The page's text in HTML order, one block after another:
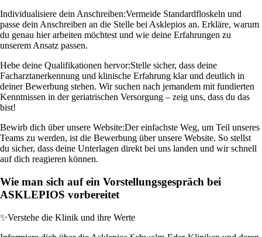
Individualisiere dein Anschreiben:Vermeide Standardfloskeln und
passe dein Anschreiben an die Stelle bei Asklepios an. Erkläre, warum
du genau hier arbeiten möchtest und wie deine Erfahrungen zu
unserem Ansatz passen.
Hebe deine Qualifikationen hervor:Stelle sicher, dass deine
Facharztanerkennung und klinische Erfahrung klar und deutlich in
deiner Bewerbung stehen. Wir suchen nach jemandem mit fundierten
Kenntnissen in der geriatrischen Versorgung – zeig uns, dass du das
bist!
Bewirb dich über unsere Website:Der einfachste Weg, um Teil unseres
Teams zu werden, ist die Bewerbung über unsere Website. So stellst
du sicher, dass deine Unterlagen direkt bei uns landen und wir schnell
auf dich reagieren können.
Wie man sich auf ein Vorstellungsgespräch bei
ASKLEPIOS vorbereitet
✨Verstehe die Klinik und ihre Werte